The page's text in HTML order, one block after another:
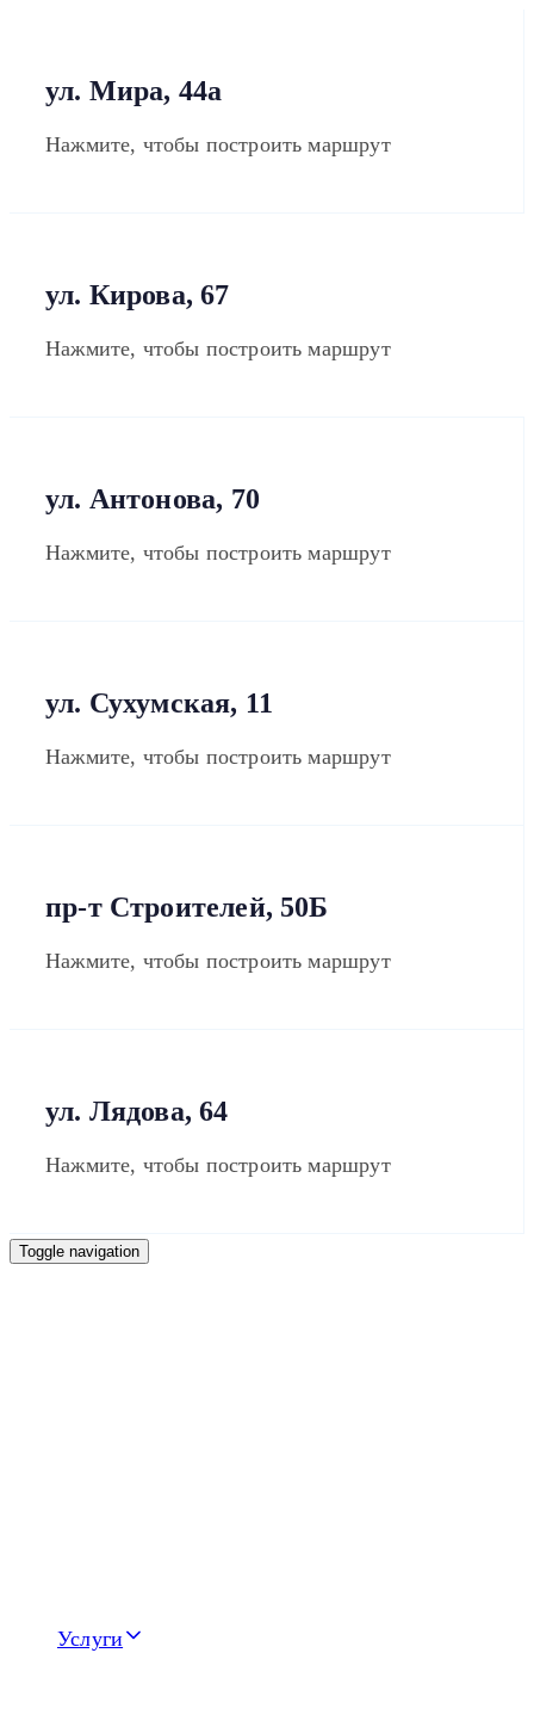
ул. Мира, 44а
Нажмите, чтобы построить маршрут
ул. Кирова, 67
Нажмите, чтобы построить маршрут
ул. Антонова, 70
Нажмите, чтобы построить маршрут
ул. Сухумская, 11
Нажмите, чтобы построить маршрут
пр-т Строителей, 50Б
Нажмите, чтобы построить маршрут
ул. Лядова, 64
Нажмите, чтобы построить маршрут
Toggle navigation
Услуги